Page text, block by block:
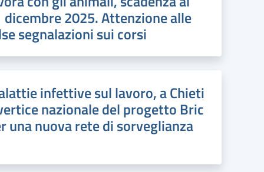
dicembre 2025. Attenzione alle
segnalazioni sui corsi
infettive sul lavoro, a Chieti
nazionale del progetto Bric
una nuova rete di sorveglianza